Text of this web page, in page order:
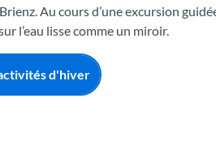
Au cours d’une excursion
l’eau lisse comme un miroir.
d'hiver